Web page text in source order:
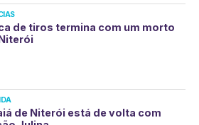
de tiros termina com um morto
de Niterói está de volta com